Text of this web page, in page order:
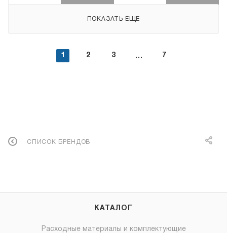
ПОКАЗАТЬ ЕЩЕ
1 2 3 7
СПИСОК БРЕНДОВ
КАТАЛОГ
Расходные материалы и комплектующие